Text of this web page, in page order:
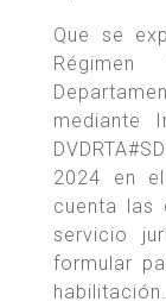
Que se
mediante
2024 en
cuenta las
servicio
formular